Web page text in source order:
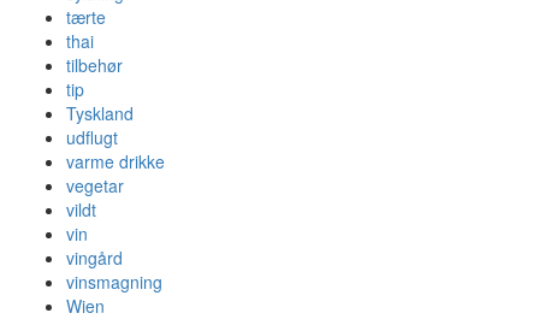
tærte
thai
tilbehør
tip
Tyskland
udflugt
varme drikke
vegetar
vildt
vin
vingård
vinsmagning
Wien